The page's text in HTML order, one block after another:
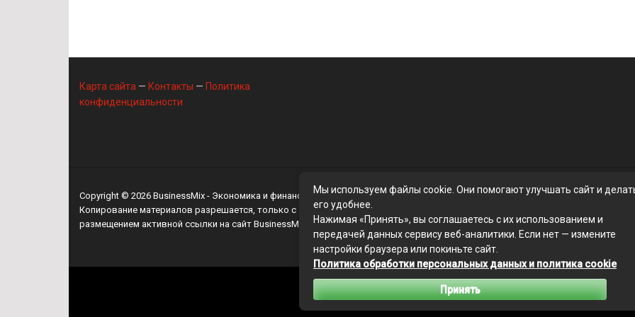
Карта сайта — Контакты — Политика
конфиденциальности
Copyright © 2026 BusinessMix - Экономика и финансы
Копирование материалов разрешается, только с
размещением активной ссылки на сайт BusinessMix
Связаться с редакцией сайта: businessmix.ru@mailwebsite.ru
Политика обработки персональных данных
Мы используем файлы cookie. Они помогают улучшать сайт и
его удобнее.
Нажимая «Принять», вы соглашаетесь с их использованием и
передачей данных сервису веб-аналитики. Если нет — измените
настройки браузера или покиньте сайт.
Политика обработки персональных данных и политика cookie
Принять